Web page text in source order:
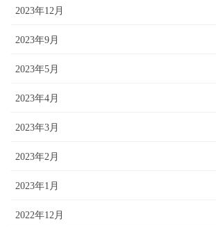
2023年12月
2023年9月
2023年5月
2023年4月
2023年3月
2023年2月
2023年1月
2022年12月